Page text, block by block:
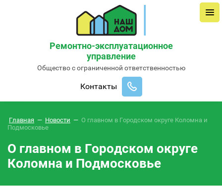
Ремонтно-эксплуатационное
управление
Общество с ограниченной ответственностью
Контакты
Главная — Новости — О главном в Городском округе Коломна и
Подмосковье
О главном в Городском округе
Коломна и Подмосковье